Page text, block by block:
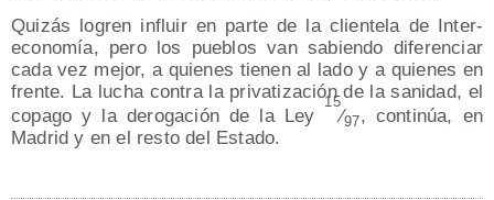
Qui­zás logren influir en par­te de la clien­te­la de Inter­
eco­no­mía, pero los pue­blos van sabien­do dife­ren­ciar
cada vez mejor, a quie­nes tie­nen al lado y a quie­nes en
fren­te. La lucha con­tra la pri­va­ti­za­ción de la sani­dad, el
copa­go y la dero­ga­ción de la Ley
15
⁄97, con­ti­núa, en
Madrid y en el res­to del Estado.